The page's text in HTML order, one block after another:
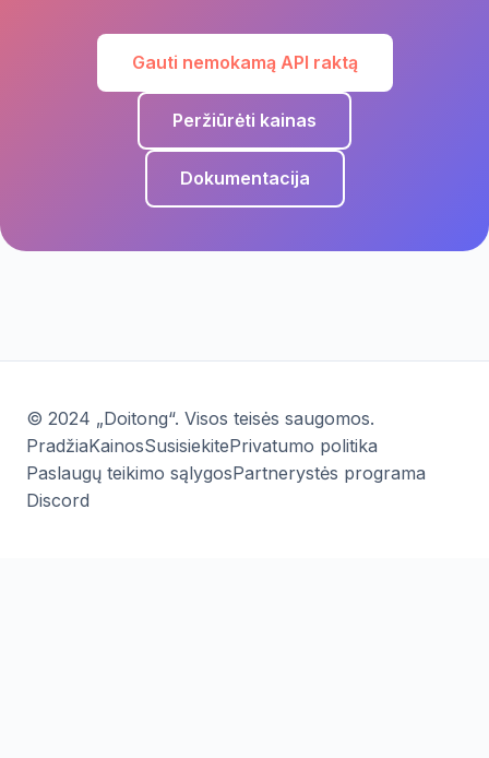
Gauti nemokamą API raktą
Peržiūrėti kainas
Dokumentacija
© 2024 „Doitong“. Visos teisės saugomos.
PradžiaKainosSusisiekitePrivatumo politika
Paslaugų teikimo sąlygosPartnerystės programa
Discord